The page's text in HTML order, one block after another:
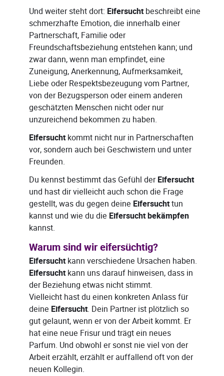
Und weiter steht dort: Eifersuchtbeschreibt eine
schmerzhafte Emotion, die innerhalb einer
Partnerschaft, Familie oder
Freundschaftsbeziehung entstehen kann; und
zwar dann, wenn man empfindet, eine
Zuneigung, Anerkennung, Aufmerksamkeit,
Liebe oder Respektsbezeugung vom Partner,
von der Bezugsperson oder einem anderen
geschätzten Menschen nicht oder nur
unzureichend bekommen zu haben.
Eifersuchtkommt nicht nur in Partnerschaften
vor, sondern auch bei Geschwistern und unter
Freunden.
Du kennst bestimmt das Gefühl derEifersucht
und hast dir vielleicht auch schon die Frage
gestellt, was du gegen deine Eifersuchttun
kannst und wie du die Eifersucht bekämpfen
kannst.
Warum sind wir eifersüchtig?
Eifersuchtkann verschiedene Ursachen haben.
Eifersuchtkann uns darauf hinweisen, dass in
der Beziehung etwas nicht stimmt.
Vielleicht hast du einen konkreten Anlass für
deine Eifersucht. Dein Partner ist plötzlich so
gut gelaunt, wenn er von der Arbeit kommt. Er
hat eine neue Frisur und trägt ein neues
Parfum. Und obwohl er sonst nie viel von der
Arbeit erzählt, erzählt er auffallend oft von der
neuen Kollegin.